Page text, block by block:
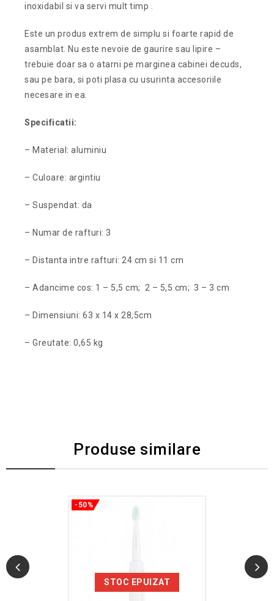
inoxidabil si va servi mult timp .
Este un produs extrem de simplu si foarte rapid de
asamblat. Nu este nevoie de gaurire sau lipire –
trebuie doar sa o atarni pe marginea cabinei decuds,
sau pe bara, si poti plasa cu usurinta accesoriile
necesare in ea.
Specificatii:
– Material: aluminiu
– Culoare: argintiu
– Suspendat: da
– Numar de rafturi: 3
– Distanta intre rafturi: 24 cm si 11 cm
– Adancime cos: 1 – 5,5 cm; 2 – 5,5 cm; 3 – 3 cm
– Dimensiuni: 63 x 14 x 28,5cm
– Greutate: 0,65 kg
Produse similare
STOC EPUIZAT
-50%